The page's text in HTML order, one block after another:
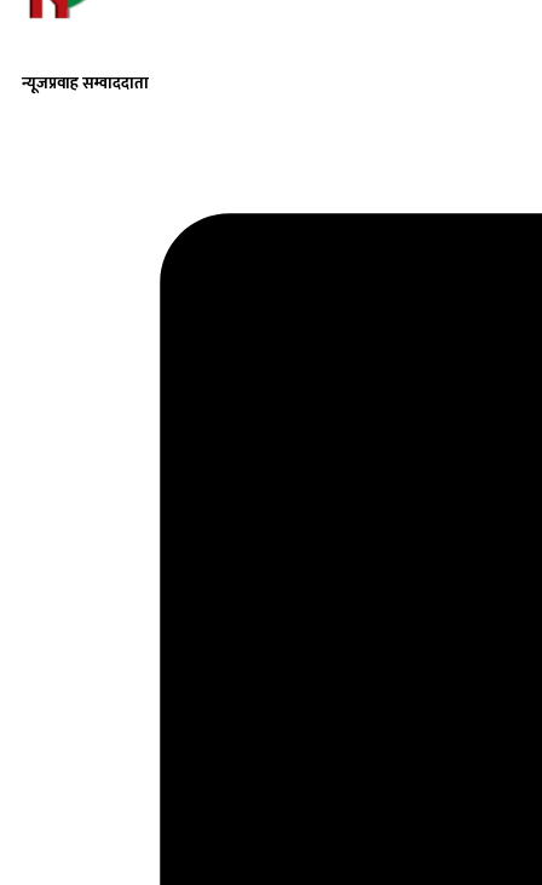
न्यूजप्रवाह सम्वाददाता